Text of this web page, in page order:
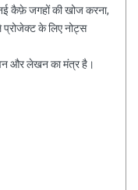
नई कैफ़े जगहों की खोज करना,
के लिए नोट्स
और लेखन का मंत्र है।